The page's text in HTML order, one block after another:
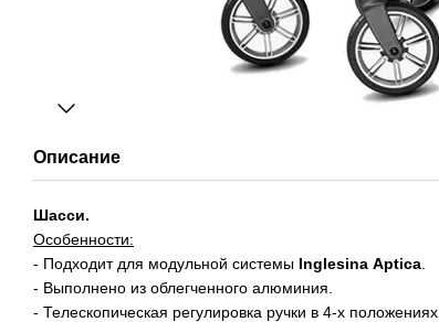
Описание
Шасси.
Особенности:
- Подходит для модульной системы Inglesina Aptica
- Выполнено из облегченного алюминия.
- Телескопическая регулировка ручки в 4-х положениях.